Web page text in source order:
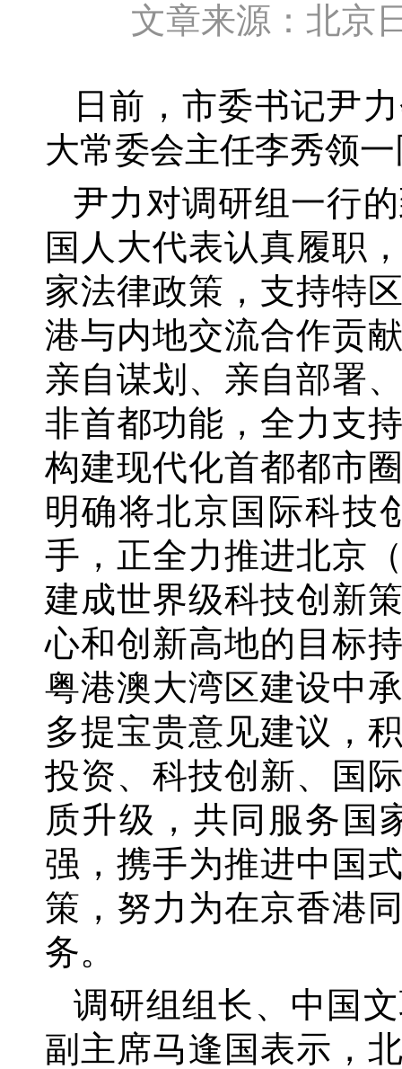
文章来源：北
日前，市委书记尹
大常委会主任李秀领
尹力对调研组一行
国人大代表认真履职
家法律政策，支持特
港与内地交流合作贡
亲自谋划、亲自部署
非首都功能，全力支
构建现代化首都都市
明确将北京国际科技
手，正全力推进北京
建成世界级科技创新
心和创新高地的目标
粤港澳大湾区建设中
多提宝贵意见建议，
投资、科技创新、国
质升级，共同服务国
强，携手为推进中国
策，努力为在京香港
务。
调研组组长、中国
副主席马逢国表示，